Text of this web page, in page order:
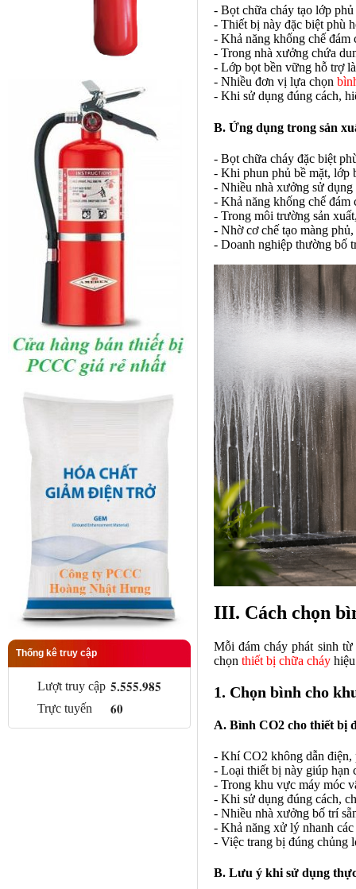
Thống kê truy cập
Lượt truy cập 5.555.985
Trực tuyến 60
- Bọt chữa cháy tạo lớp
- Thiết bị này đặc biệt phù
- Khả năng khống chế đám
- Trong nhà xưởng chứa
- Lớp bọt bền vững hỗ trợ
- Nhiều đơn vị lựa chọn
- Khi sử dụng đúng cách,
B. Ứng dụng trong sản
- Bọt chữa cháy đặc biệt
- Khi phun phủ bề mặt, lớp
- Nhiều nhà xưởng sử
- Khả năng khống chế
- Trong môi trường sản
- Nhờ cơ chế tạo màng
- Doanh nghiệp thường bố
III. Cách chọn
Mỗi đám cháy phát sinh
chọn thiết bị chữa cháy
1. Chọn bình cho
A. Bình CO2 cho thiết bị
- Khí CO2 không dẫn điện,
- Loại thiết bị này giúp hạn
- Trong khu vực máy móc
- Khi sử dụng đúng cách,
- Nhiều nhà xưởng bố trí
- Khả năng xử lý nhanh
- Việc trang bị đúng chủng
B. Lưu ý khi sử dụng